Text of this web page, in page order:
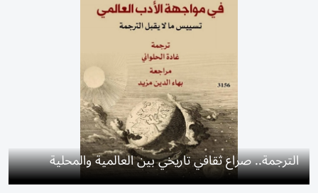
الترجمة.. صراع ثقافي تاريخي بين العالمية والمحلية